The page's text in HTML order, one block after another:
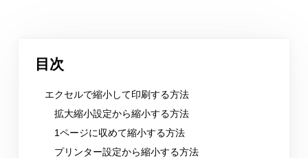
目次
エクセルで縮小して印刷する方法
拡大縮小設定から縮小する方法
1ページに収めて縮小する方法
プリンター設定から縮小する方法